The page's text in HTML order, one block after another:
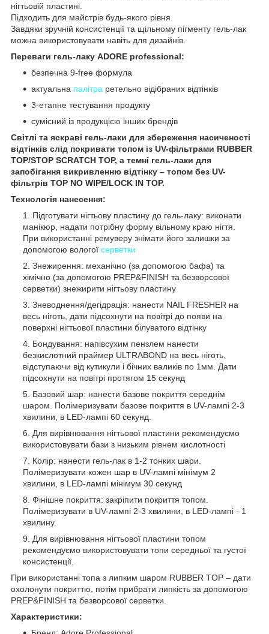
нігтьовій пластині.
Підходить для майстрів будь-якого рівня.
Завдяки зручній консистенції та щільному пігменту гель-лак
можна використовувати навіть для дизайнів.
Переваги гель-лаку ADORE professional:
безпечна 9-free формула
актуальна палітра ретельно відібраних відтінків
3-етапне тестування продукту
сумісний із продукцією інших брендів
Світлі та яскраві гель-лаки для збереження насиченості
відтінків слід покривати топом із UV-фільтрами RUBBER
TOP/STOP SCRATCH TOP, а темні гель-лаки для
запобігання викривленню відтінку – топом без UV-
фільтрів TOP NO WIPE/LOCK IN TOP.
Технологія нанесення:
Підготувати нігтьову пластину до гель-лаку: виконати
манікюр, надати потрібну форму вільному краю нігтя.
При використанні ремуверу знімати його залишки за
допомогою вологої серветки
Знежирення: механічно (за допомогою бафа) та
хімічно (за допомогою PREP&FINISH та безворсової
серветки) знежирити нігтьову пластину
Зневоднення/дегідрація: нанести NAIL FRESHER на
весь ніготь, дати підсохнути на повітрі до появи на
поверхні нігтьової пластини білуватого відтінку
Бондування: напівсухим пензлем нанести
безкислотний праймер ULTRABOND на весь ніготь,
відступаючи від кутикули і бічних валиків по 1мм. Дати
підсохнути на повітрі протягом 15 секунд
Базовий шар: нанести базове покриття середнім
шаром. Полімеризувати базове покриття в UV-лампі 2-3
хвилини, в LED-лампі 60 секунд.
Для вирівнювання нігтьової пластини рекомендуємо
використовувати бази з низьким рівнем кислотності
Колір: нанести гель-лак в 1-2 тонких шари.
Полімеризувати кожен шар в UV-лампі мінімум 2
хвилини, в LED-лампі мінімум 30 секунд
Фінішне покриття: закріпити покриття топом.
Полімеризувати в UV-лампі 2-3 хвилини, в LED-лампі - 1
хвилину.
Для вирівнювання нігтьової пластини топом
рекомендуємо використовувати топи середньої та густої
консистенції.
При використанні топа з липким шаром RUBBER TOP – дати
охолонути покриттю, потім прибрати липкість за допомогою
PREP&FINISH та безворсової серветки.
Характеристики: